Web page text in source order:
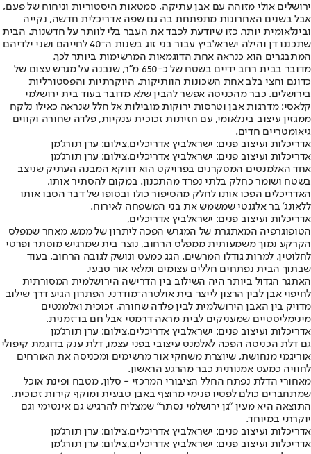
ירושלים אולי מזוהה עם אבן עתיקה, סמטאות היסטוריות וניחוח של פעם,
אבל בשנים האחרונות מתפתחת בה גם שפה אדריכלית חדשה, נקייה
ובינלאומית יותר, כזו שיודעת לכבד את העבר בלי לוותר על חדשנות. הבית
שתכננו דן והילה ישראלביץ עבור בני זוג בשנות ה־40 לחייהם ושני ילדיהם
המתבגרים הוא כנראה אחת הדוגמאות המרשימות ביותר לכך.
מדובר בבית רחב ידיים בשטח של כ-650 מ"ר, שנבנה על מגרש עצום של
כדונם וחצי בלב אחת השכונות הוותיקות, היוקרתיות והפסטורליות
בירושלים. כבר מהכניסה אפשר להבין שלא מדובר בעוד בית ירושלמי
קלאסי: מדרגות אבן וטרסות ירוקות מובילות אל חלל שנראה כאילו נלקח
ממגזין עיצוב בינלאומי, עם חזיתות זכוכית ענקיות, פלדה שחורה וקווים
גיאומטריים חדים.
אדריכלות ועיצוב פנים: ישראלביץ אדריכלים,צילום: ערן תורג'מן
אדריכלות ועיצוב פנים: ישראלביץ אדריכלים,צילום: ערן תורג'מן
אחד האלמנטים המסקרנים בפרויקט הוא דווקא המבנה העתיק שניצב
בשטח ושומר כחלק בלתי נפרד מהתכנון. במקום להסתיר אותו,
האדריכלים הפכו אותו לחלק מהסיפור כולו ובסופו של דבר הסבו אותו
ללאונג' בר אלגנטי שמשמש את בני המשפחה לאירוח.
אדריכלות ועיצוב פנים: ישראלביץ אדריכלים,
הטופוגרפיה המאתגרת של המגרש הפכה ליתרון של ממש. מאחר שמפלס
הקרקע נמוך משמעותית ממפלס הרחוב, נוצר בית שמרגיש מוסתר ופרטי
לחלוטין, למרות גודלו המרשים. הגג כמעט ונושק לגובה הרחוב, בעוד
שבתוך הבית נפתחים חללים עצומים ומלאי אור טבעי.
האתגר הגדול ביותר היה השילוב בין הדרישה הירושלמית המסורתית
לחיפוי אבן לבין הרצון לייצר בית אולטרה־מודרני. הפתרון הגיע דרך שילוב
מדויק בין האבן הירושלמית לבין פלדה שחורה, זכוכית ואלמנטים
מינימליסטיים שמעניקים לבית מראה דרמטי אבל חם בו־זמנית.
אדריכלות ועיצוב פנים: ישראלביץ אדריכלים,צילום: ערן תורג'מן
גם דלת הכניסה הפכה לאלמנט עיצובי בפני עצמו, דלת ענק בדוגמת קיפולי
אוריגמי מנחושת, שיוצרת משחקי אור מרשימים ומכניסה את האורחים
לחוויה כמעט אמנותית כבר מהרגע הראשון.
מאחורי הדלת נפתח החלל הציבורי המרכזי - סלון, מטבח ופינת אוכל
שמתחברים כולם לפטיו פנימי מרוצף באבן טבעית ומוקף קירות זכוכית.
התוצאה היא מעין "גן ירושלמי נסתר" שמצליח להרגיש גם אינטימי וגם
יוקרתי במיוחד.
אדריכלות ועיצוב פנים: ישראלביץ אדריכלים,צילום: ערן תורג'מן
אדריכלות ועיצוב פנים: ישראלביץ אדריכלים,צילום: ערן תורג'מן